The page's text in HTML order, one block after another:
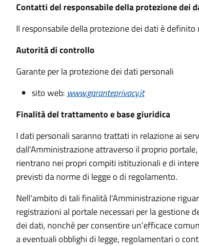
Contatti del responsabile della protezione dei
Il responsabile della protezione dei dati è
Autorità di controllo
Garante per la protezione dei dati personali
sito web: www.garanteprivacy.it
Finalità del trattamento e base giuridica
I dati personali saranno trattati in relazione ai
dall'Amministrazione attraverso il proprio
rientrano nei propri compiti istituzionali e di
previsti da norme di legge o di regolamento.
Nell'ambito di tali finalità l'Amministrazione
registrazioni al portale necessari per la gestione
dei dati, nonché per consentire un’efficace
a eventuali obblighi di legge, regolamentari o